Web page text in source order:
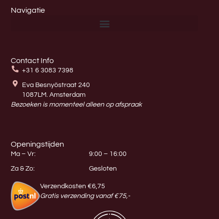
Navigatie
Contact Info
+31 6 3083 7398
Eva Besnyöstraat 240
1087LM. Amsterdam
Bezoeken is momenteel alleen op afspraak
Openingstijden
Ma – Vr: 9:00 – 16:00
Za & Zo: Gesloten
Verzendkosten €6,75
Gratis verzending vanaf €75,-